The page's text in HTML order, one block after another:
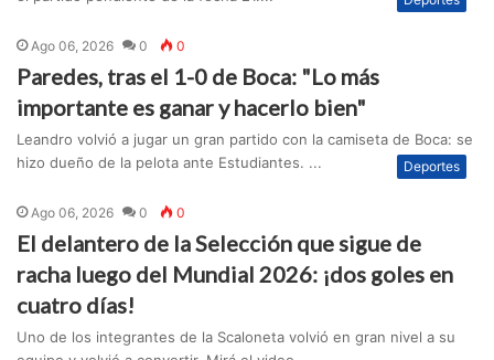
Ago 06, 2026 0 0
Paredes, tras el 1-0 de Boca: "Lo más
importante es ganar y hacerlo bien"
Leandro volvió a jugar un gran partido con la camiseta de Boca: se
hizo dueño de la pelota ante Estudiantes. ...
Deportes
Ago 06, 2026 0 0
El delantero de la Selección que sigue de
racha luego del Mundial 2026: ¡dos goles en
cuatro días!
Uno de los integrantes de la Scaloneta volvió en gran nivel a su